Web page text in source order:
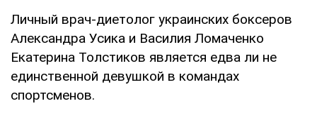
Личный врач-диетолог украинских боксеров
Александра Усика и Василия Ломаченко
Екатерина Толстиков является едва ли не
единственной девушкой в командах
спортсменов.